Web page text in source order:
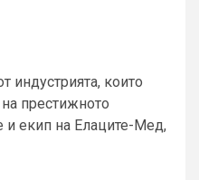
индустрията, които
престижното
и екип на Елаците-Мед,